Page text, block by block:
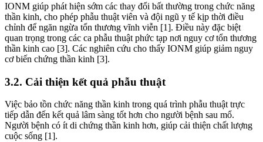
IONM giúp phát hiện sớm các thay đổi bất thường trong chức năng
thần kinh, cho phép phẫu thuật viên và đội ngũ y tế kịp thời điều
chỉnh để ngăn ngừa tổn thương vĩnh viễn [1]. Điều này đặc biệt
quan trọng trong các ca phẫu thuật phức tạp nơi nguy cơ tổn thương
thần kinh cao [3]. Các nghiên cứu cho thấy IONM giúp giảm nguy
cơ biến chứng thần kinh [3].
3.2. Cải thiện kết quả phẫu thuật
Việc bảo tồn chức năng thần kinh trong quá trình phẫu thuật trực
tiếp dẫn đến kết quả lâm sàng tốt hơn cho người bệnh sau mổ.
Người bệnh có ít di chứng thần kinh hơn, giúp cải thiện chất lượng
cuộc sống [1].